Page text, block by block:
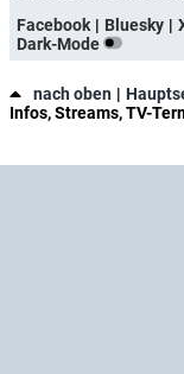
Facebook
Bluesky
Dark-Mode
nach oben
Infos, Streams, TV-